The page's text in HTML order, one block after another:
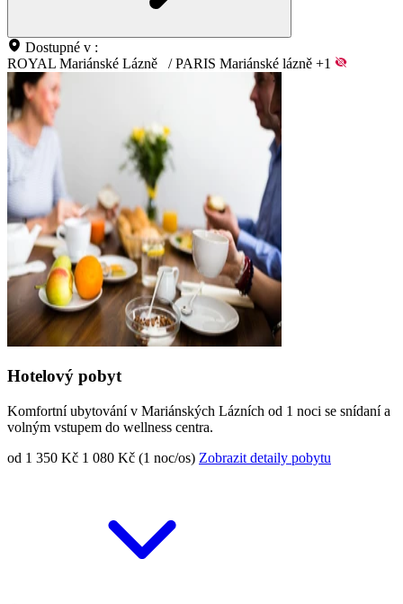
Dostupné v :
ROYAL Mariánské Lázně
/ PARIS Mariánské lázně +1
Hotelový pobyt
Komfortní ubytování v Mariánských Lázních od 1 noci se snídaní a
volným vstupem do wellness centra.
od 1 350 Kč 1 080 Kč (1 noc/os) Zobrazit detaily pobytu